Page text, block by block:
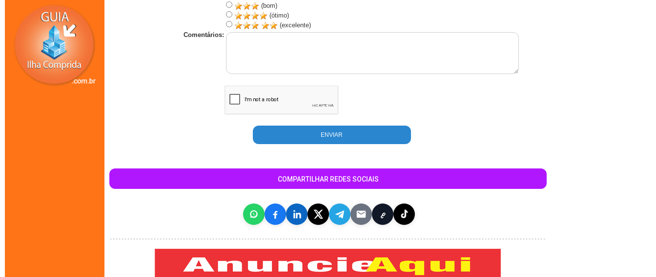
(bom)
(ótimo)
(excelente)
Comentários:
COMPARTILHAR REDES SOCIAIS